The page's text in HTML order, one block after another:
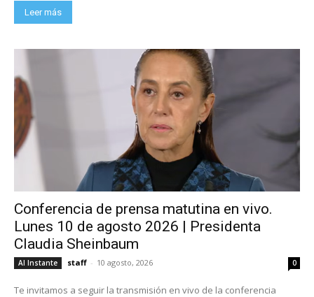
Leer más
Conferencia de prensa matutina en vivo.
Lunes 10 de agosto 2026 | Presidenta
Claudia Sheinbaum
Al Instante staff - 10 agosto, 2026 0
Te invitamos a seguir la transmisión en vivo de la conferencia